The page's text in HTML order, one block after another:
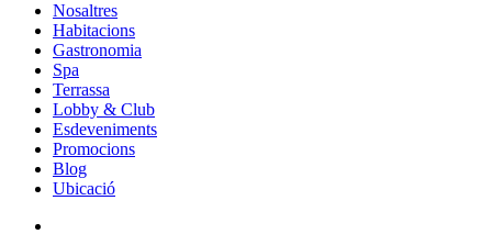
Nosaltres
Habitacions
Gastronomia
Spa
Terrassa
Lobby & Club
Esdeveniments
Promocions
Blog
Ubicació